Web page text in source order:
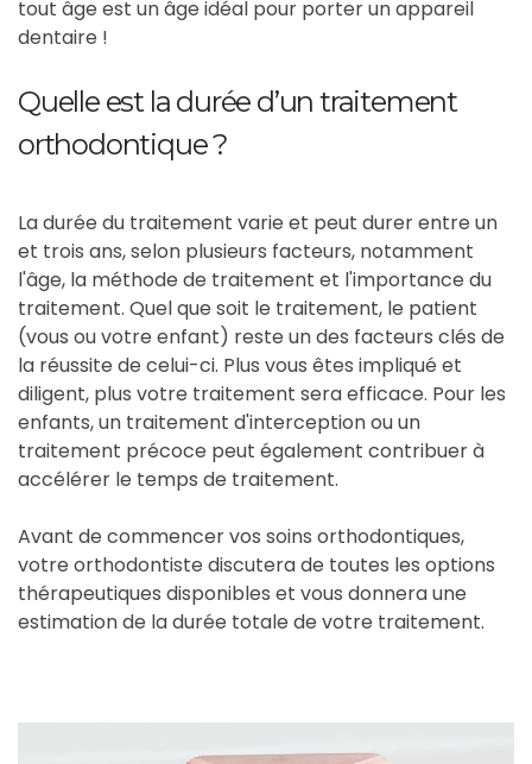
tout âge est un âge idéal pour porter un appareil
dentaire !
Quelle est la durée d’un traitement
orthodontique ?
La durée du traitement varie et peut durer entre un
et trois ans, selon plusieurs facteurs, notamment
l'âge, la méthode de traitement et l'importance du
traitement. Quel que soit le traitement, le patient
(vous ou votre enfant) reste un des facteurs clés de
la réussite de celui-ci. Plus vous êtes impliqué et
diligent, plus votre traitement sera efficace. Pour les
enfants, un traitement d'interception ou un
traitement précoce peut également contribuer à
accélérer le temps de traitement.
Avant de commencer vos soins orthodontiques,
votre orthodontiste discutera de toutes les options
thérapeutiques disponibles et vous donnera une
estimation de la durée totale de votre traitement.